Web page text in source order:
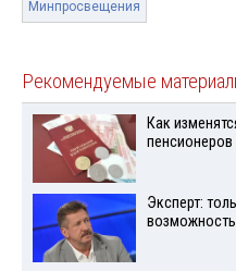
Минпросвещения
Рекомендуемые
Как
пенсионеров
Эксперт: